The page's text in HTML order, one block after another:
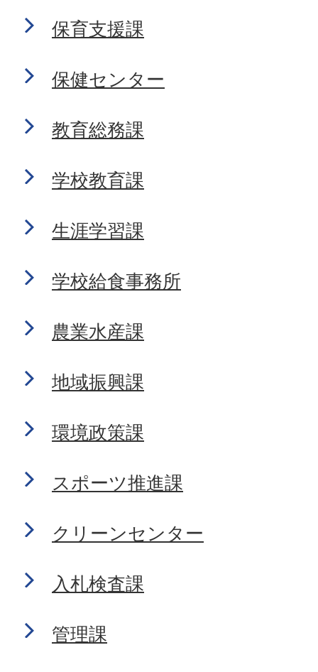
保育支援課
保健センター
教育総務課
学校教育課
生涯学習課
学校給食事務所
農業水産課
地域振興課
環境政策課
スポーツ推進課
クリーンセンター
入札検査課
管理課